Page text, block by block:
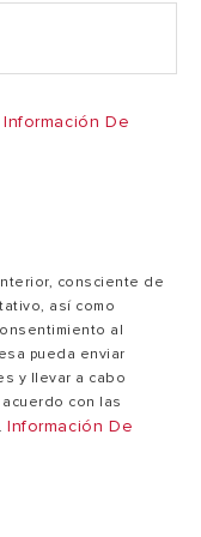
46'
80 °C
8 bar
Información De
consciente de
así como
al
pueda enviar
y llevar a cabo
con las
Información De